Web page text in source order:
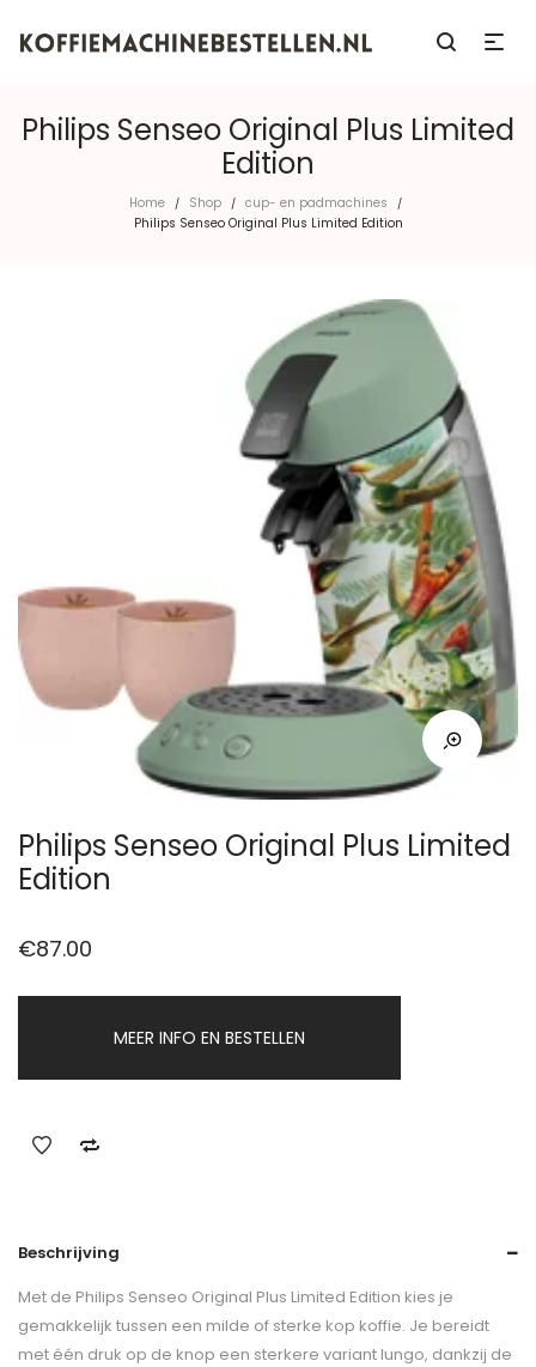
Philips Senseo Original Plus Limited
Edition
Home / Shop / cup- en padmachines /
Philips Senseo Original Plus Limited Edition
Philips Senseo Original Plus Limited
Edition
€87.00
MEER INFO EN BESTELLEN
Beschrijving
Met de Philips Senseo Original Plus Limited Edition kies je
gemakkelijk tussen een milde of sterke kop koffie. Je bereidt
met één druk op de knop een sterkere variant lungo, dankzij de